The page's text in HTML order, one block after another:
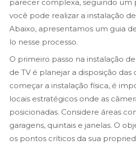
parecer complexa, seguindo um
você pode realizar a instalação
Abaixo, apresentamos um guia
lo nesse processo.
O primeiro passo na instalação
de TV é planejar a disposição das
começar a instalação física, é
locais estratégicos onde as
posicionadas. Considere áreas
garagens, quintais e janelas. O
os pontos críticos da sua